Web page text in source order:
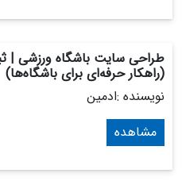
طراحی سایت باشگاه ورزشی |
(راهکار حرفه‌ای برای باشگاه‌ها)
نویسنده :ادمین
مشاهده